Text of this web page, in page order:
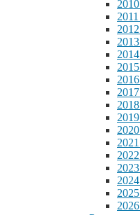
2010
2011
2012
2013
2014
2015
2016
2017
2018
2019
2020
2023
2024
2025
2026